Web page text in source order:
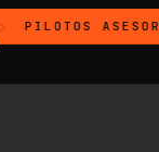
PILOTOS